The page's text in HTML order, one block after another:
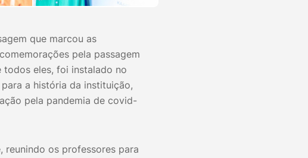
que marcou as
pela passagem
todos eles, foi instalado no
a história da instituição,
pela pandemia de covid-
reunindo os professores para